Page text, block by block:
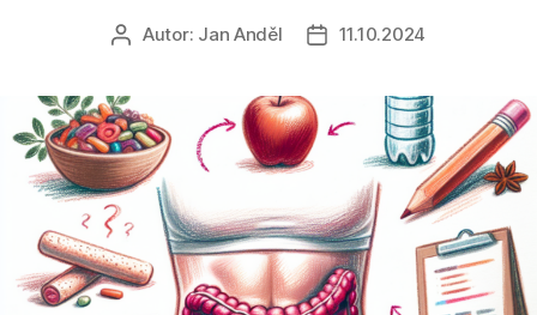
AutorAutor: Jan Anděl
Datum
11.10.2024